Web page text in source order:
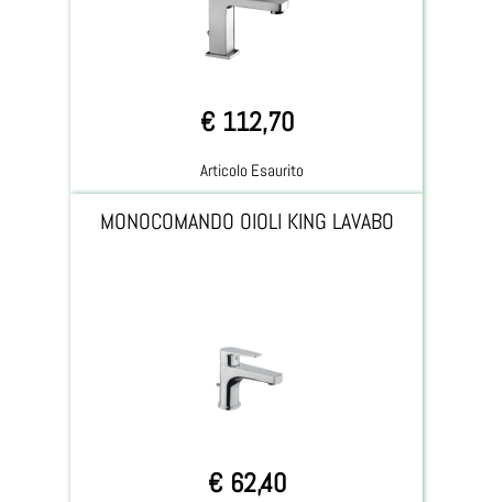
€ 112,70
Articolo Esaurito
MONOCOMANDO OIOLI KING LAVABO
€ 62,40